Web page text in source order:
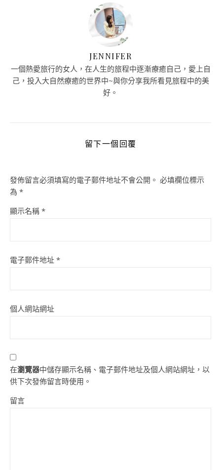
JENNIFER
一個熱愛旅行的女人，在人生的旅程中逐漸療癒自己，愛上自
己，投入大自然療癒的世界中~與你分享我所看見旅程中的美
好。
留下一個回覆
發佈留言必須填寫的電子郵件地址不會公開。 必填欄位標示
為 *
顯示名稱 *
電子郵件地址 *
個人網站網址
在瀏覽器中儲存顯示名稱、電子郵件地址及個人網站網址，以
供下次發佈留言時使用。
留言